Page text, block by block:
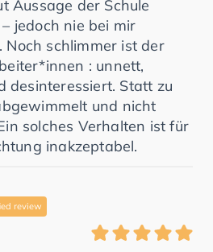
Aussage der Schule
jedoch nie bei mir
Noch schlimmer ist der
: unnett,
desinteressiert. Statt zu
und nicht
solches Verhalten ist für
inakzeptabel.
review